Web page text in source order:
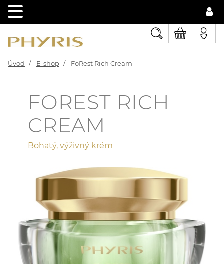
Úvod E-shop FoRest Rich Cream
FOREST RICH
CREAM
Bohatý, výživný krém